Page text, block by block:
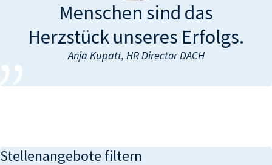
Menschen sind das
Herzstück unseres Erfolgs.
Anja Kupatt, HR Director DACH
Stellenangebote filtern